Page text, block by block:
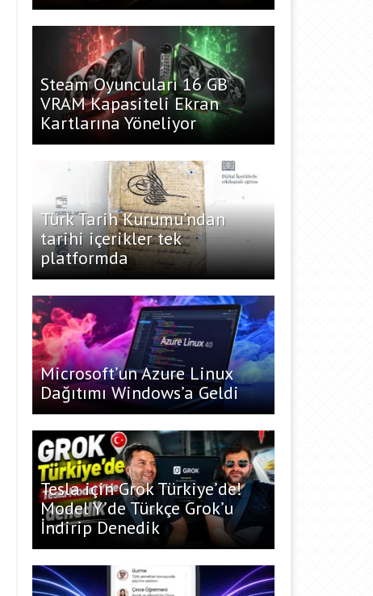
Steam Oyuncuları 16 GB
VRAM Kapasiteli Ekran
Kartlarına Yöneliyor
Türk Tarih Kurumu’ndan
tarihi içerikler tek
platformda
Microsoft’un Azure Linux
Dağıtımı Windows’a Geldi
Tesla için Grok Türkiye’de!
Model Y’de Türkçe Grok’u
İndirip Denedik